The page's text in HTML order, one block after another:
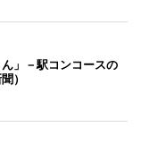
」－駅コンコースの
）